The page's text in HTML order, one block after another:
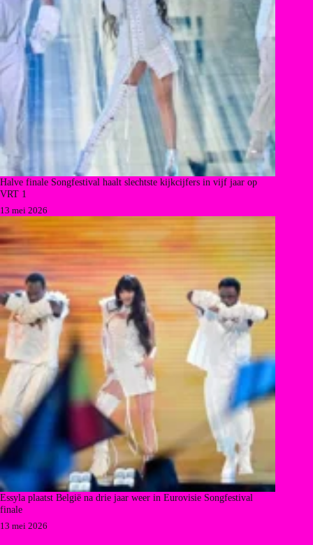
Halve finale Songfestival haalt slechtste kijkcijfers in vijf jaar op
VRT 1
13 mei 2026
Essyla plaatst België na drie jaar weer in Eurovisie Songfestival
finale
13 mei 2026